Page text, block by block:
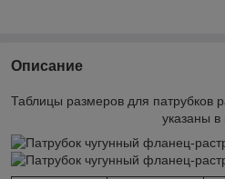
Описание
Таблицы размеров для патрубков
указаны в